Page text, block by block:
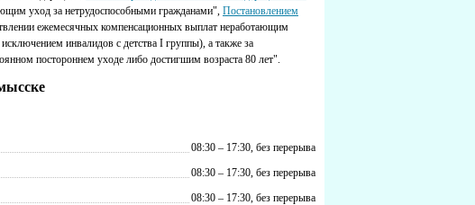
уход за нетрудоспособными гражданами", Постановлением
ежемесячных компенсационных выплат неработающим
инвалидов с детства I группы), а также за
постороннем уходе либо достигшим возраста 80 лет".
08:30 – 17:30, без перерыва
08:30 – 17:30, без перерыва
08:30 – 17:30, без перерыва